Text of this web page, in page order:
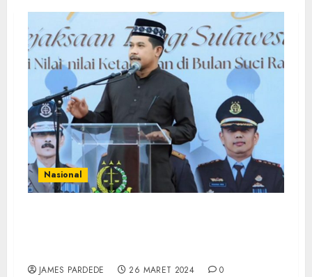
Nasional
JAMES PARDEDE 26 MARET 2024 0